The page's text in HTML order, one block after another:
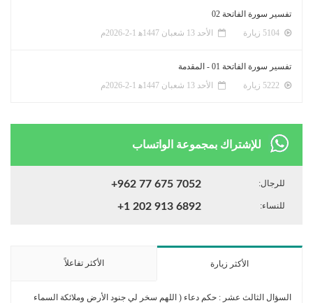
تفسير سورة الفاتحة 02
الأحد 13 شعبان 1447ﻫ 1-2-2026م
تفسير سورة الفاتحة 01 - المقدمة
الأحد 13 شعبان 1447ﻫ 1-2-2026م
للإشتراك بمجموعة الواتساب
للرجال: +962 77 675 7052
للنساء: +1 202 913 6892
الأكثر زيارة الأكثر تفاعلاً
السؤال الثالث عشر : حكم دعاء ( اللهم سخر لي جنود الأرض وملائكة السماء